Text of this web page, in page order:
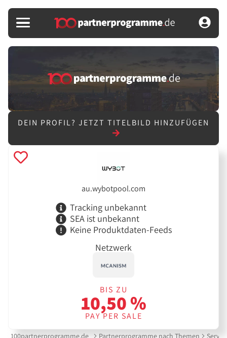
DEIN PROFIL? JETZT TITELBILD HINZUFÜGEN
au.wybotpool.com
Tracking unbekannt
SEA ist unbekannt
Keine Produktdaten-Feeds
Netzwerk
BIS ZU
10,50 %
PAY PER SALE
100partnerprogramme.de Partnerprogramme nach Themen